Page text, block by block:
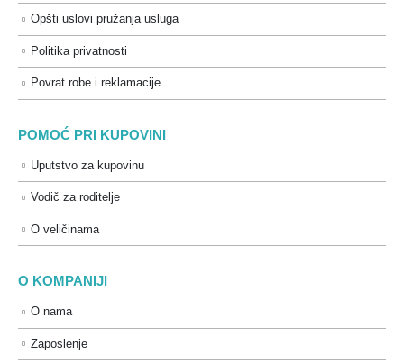
Opšti uslovi pružanja usluga
Politika privatnosti
Povrat robe i reklamacije
POMOĆ PRI KUPOVINI
Uputstvo za kupovinu
Vodič za roditelje
O veličinama
O KOMPANIJI
O nama
Zaposlenje